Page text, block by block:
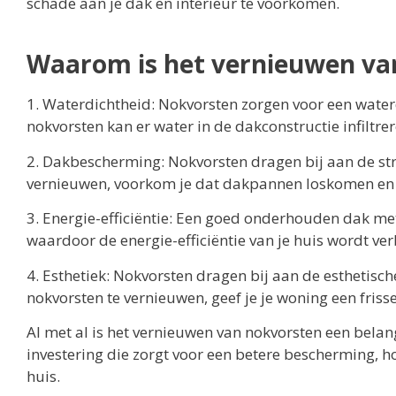
Waarom is het vernieuwen
1. Waterdichtheid: Nokvorsten zorgen voor een
nokvorsten kan er water in de dakconstructie
2. Dakbescherming: Nokvorsten dragen bij aan de
vernieuwen, voorkom je dat dakpannen loskomen
3. Energie-efficiëntie: Een goed onderhouden dak
waardoor de energie-efficiëntie van je huis wordt
4. Esthetiek: Nokvorsten dragen bij aan de
nokvorsten te vernieuwen, geef je je woning een
Al met al is het vernieuwen van nokvorsten een
investering die zorgt voor een betere bescherming,
huis.